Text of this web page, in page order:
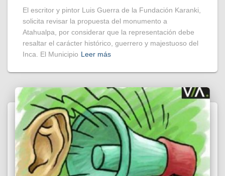
El escritor y pintor Luis Guerra de la Fundación Karanki,
solicita revisar la propuesta del monumento a
Atahualpa, por considerar que la representación debe
resaltar el carácter histórico, guerrero y majestuoso del
Inca. El Municipio Leer más